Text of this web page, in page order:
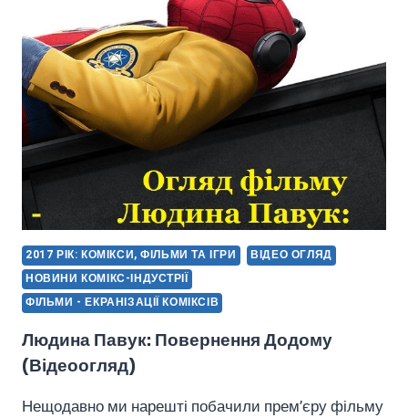
2017 РІК: КОМІКСИ, ФІЛЬМИ ТА ІГРИ
ВІДЕО ОГЛЯД
НОВИНИ КОМІКС-ІНДУСТРІЇ
ФІЛЬМИ - ЕКРАНІЗАЦІЇ КОМІКСІВ
Людина Павук: Повернення Додому
(відеоогляд)
Нещодавно ми нарешті побачили прем’єру фільму